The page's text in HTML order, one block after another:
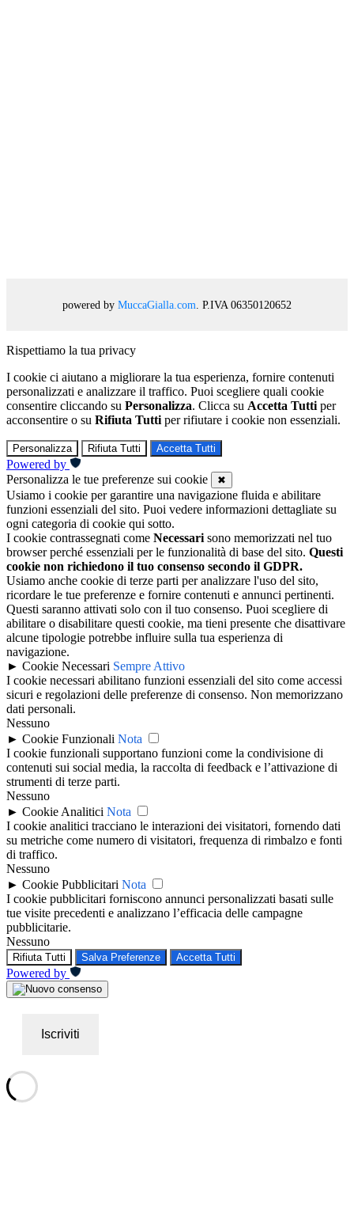
powered by MuccaGialla.com . P.IVA 06350120652
Rispettiamo la tua privacy
I cookie ci aiutano a migliorare la tua esperienza, fornire contenuti
personalizzati e analizzare il traffico. Puoi scegliere quali cookie
consentire cliccando su Personalizza. Clicca su Accetta Tutti per
acconsentire o su Rifiuta Tutti per rifiutare i cookie non essenziali.
Personalizza Rifiuta Tutti Accetta Tutti
Powered by
Personalizza le tue preferenze sui cookie
✖
Usiamo i cookie per garantire una navigazione fluida e abilitare
funzioni essenziali del sito. Puoi vedere informazioni dettagliate su
ogni categoria di cookie qui sotto.
I cookie contrassegnati come Necessari sono memorizzati nel tuo
browser perché essenziali per le funzionalità di base del sito. Questi
cookie non richiedono il tuo consenso secondo il GDPR.
Usiamo anche cookie di terze parti per analizzare l'uso del sito,
ricordare le tue preferenze e fornire contenuti e annunci pertinenti.
Questi saranno attivati solo con il tuo consenso. Puoi scegliere di
abilitare o disabilitare questi cookie, ma tieni presente che disattivare
alcune tipologie potrebbe influire sulla tua esperienza di
navigazione.
► Cookie Necessari Sempre Attivo
I cookie necessari abilitano funzioni essenziali del sito come accessi
sicuri e regolazioni delle preferenze di consenso. Non memorizzano
dati personali.
Nessuno
► Cookie Funzionali Nota
I cookie funzionali supportano funzioni come la condivisione di
contenuti sui social media, la raccolta di feedback e l’attivazione di
strumenti di terze parti.
Nessuno
► Cookie Analitici Nota
I cookie analitici tracciano le interazioni dei visitatori, fornendo dati
su metriche come numero di visitatori, frequenza di rimbalzo e fonti
di traffico.
Nessuno
► Cookie Pubblicitari Nota
I cookie pubblicitari forniscono annunci personalizzati basati sulle
tue visite precedenti e analizzano l’efficacia delle campagne
pubblicitarie.
Nessuno
Rifiuta Tutti Salva Preferenze Accetta Tutti
Powered by
Iscriviti